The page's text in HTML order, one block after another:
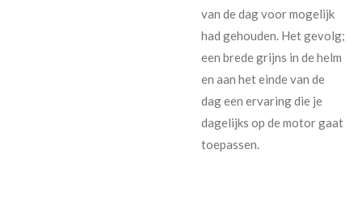
van de dag voor mogelijk
had gehouden. Het gevolg;
een brede grijns in de helm
en aan het einde van de
dag een ervaring die je
dagelijks op de motor gaat
toepassen.